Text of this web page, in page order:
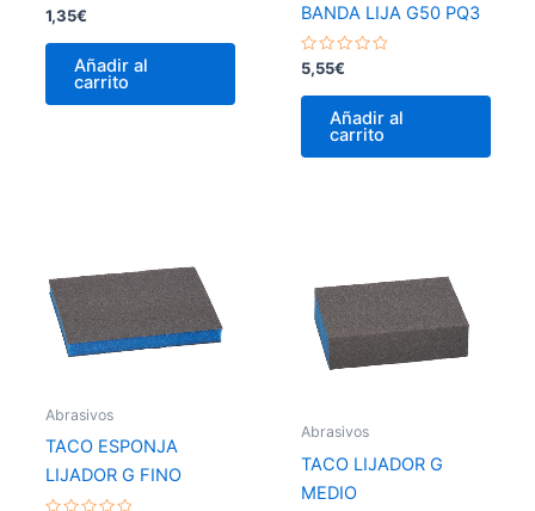
Valorado
con
0
1,35€
Añadir al
carrito
BANDA LIJA G50 PQ3
Valorado
con
0
5,55€
Añadir al
carrito
Abrasivos
TACO ESPONJA
LIJADOR G FINO
Abrasivos
TACO LIJADOR G
MEDIO